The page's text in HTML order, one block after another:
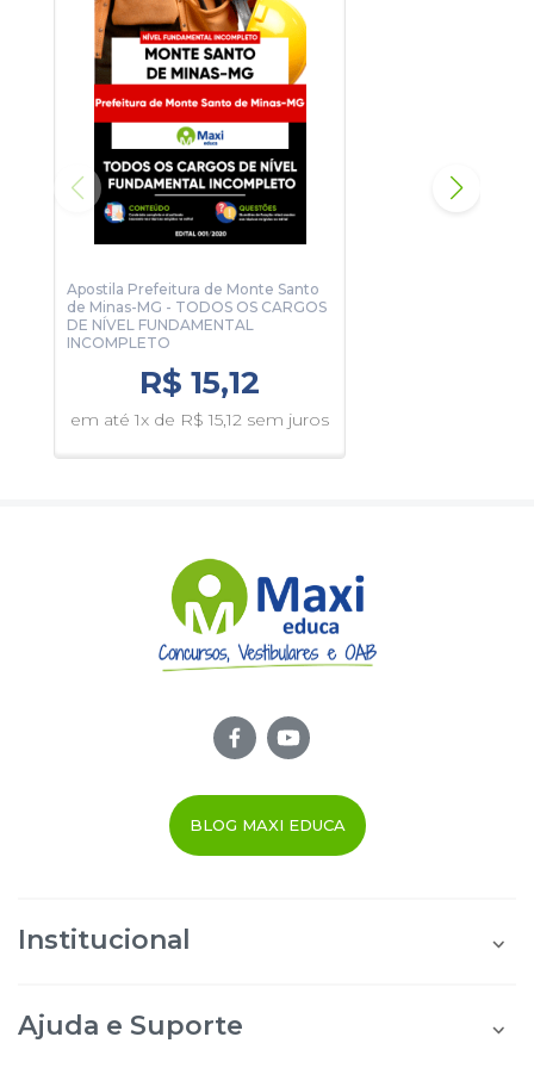
Apostila Prefeitura de Monte Santo
de Minas-MG - TODOS OS CARGOS
DE NÍVEL FUNDAMENTAL
INCOMPLETO
R$ 15,12
em até 1x de R$ 15,12 sem juros
BLOG MAXI EDUCA
Institucional
Área do Afiliado
Ajuda e Suporte